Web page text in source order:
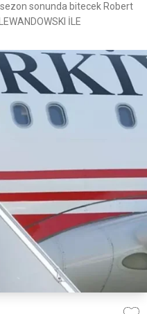
sonunda bitecek Robert
İLE